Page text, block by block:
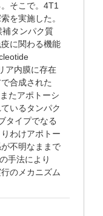
そこで。4T1
を実施した。
タンパク質
に関わる機能
ア内膜に存在
合成された
たアポトーシ
いるタンパク
タイプでなる
わけアポトー
不明なままで
手法により
のメカニズム